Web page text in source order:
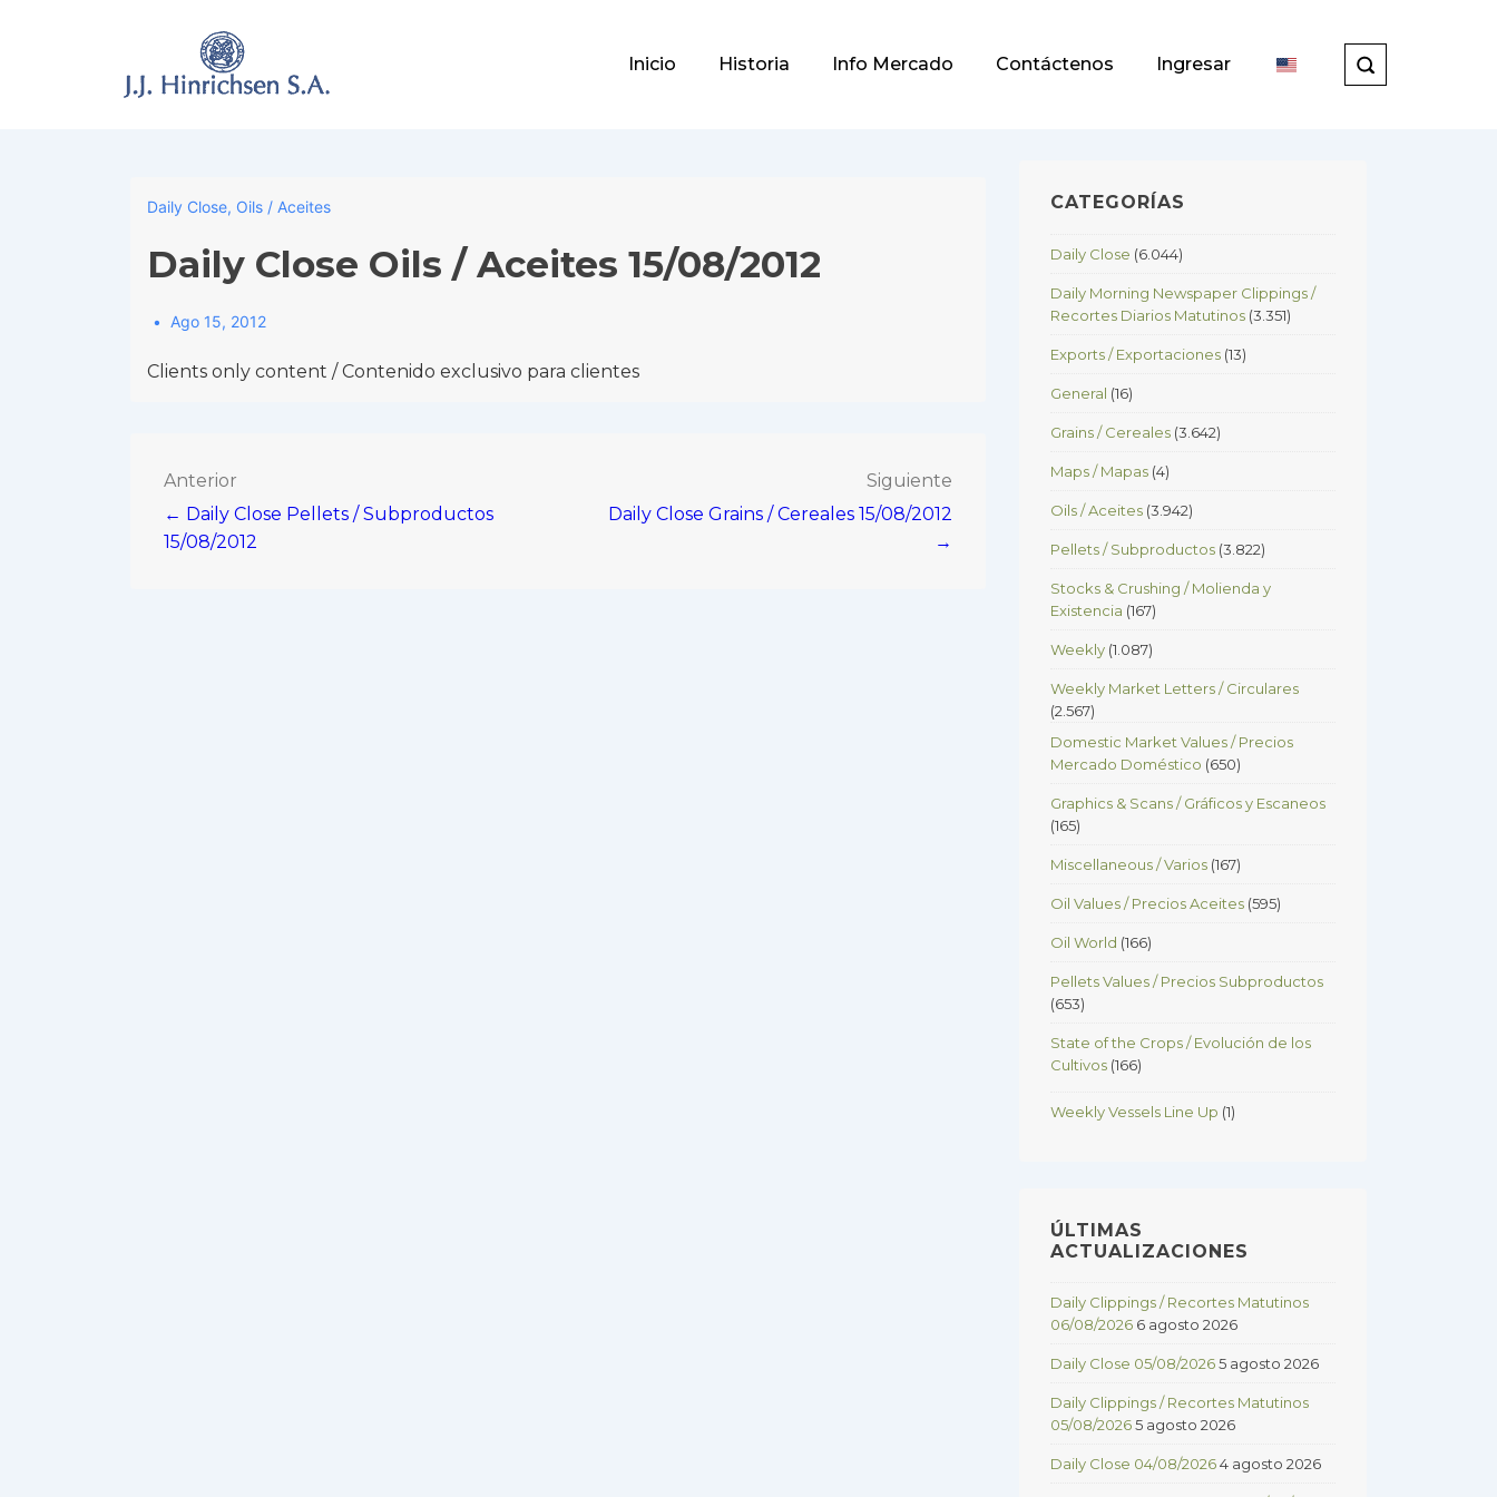
Main
Inicio Historia Info Mercado Contáctenos Ingresar
Daily Close, Oils / Aceites
Daily Close Oils / Aceites 15/08/2012
Ago 15, 2012
Clients only content / Contenido exclusivo para clientes
Navegación
de
Anterior
← Daily Close Pellets / Subproductos
15/08/2012
Siguiente
Daily Close Grains / Cereales 15/08/2012
→
CATEGORÍAS
Daily Close (6.044)
Daily Morning Newspaper Clippings /
Recortes Diarios Matutinos (3.351)
Exports / Exportaciones (13)
General (16)
Grains / Cereales (3.642)
Maps / Mapas (4)
Oils / Aceites (3.942)
Pellets / Subproductos (3.822)
Stocks & Crushing / Molienda y
Existencia (167)
Weekly (1.087)
Weekly Market Letters / Circulares
(2.567)
Domestic Market Values / Precios
Mercado Doméstico (650)
Graphics & Scans / Gráficos y Escaneos
(165)
Miscellaneous / Varios (167)
Oil Values / Precios Aceites (595)
Oil World (166)
Pellets Values / Precios Subproductos
(653)
State of the Crops / Evolución de los
Cultivos (166)
Weekly Vessels Line Up (1)
ÚLTIMAS
ACTUALIZACIONES
Daily Clippings / Recortes Matutinos
06/08/2026 6 agosto 2026
Daily Close 05/08/20265 agosto 2026
Daily Clippings / Recortes Matutinos
05/08/20265 agosto 2026
Daily Close 04/08/20264 agosto 2026